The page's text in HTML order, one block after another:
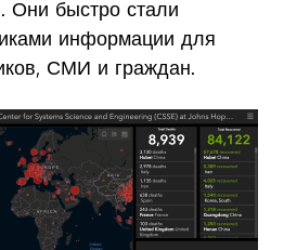
Они быстро стали
информации для
СМИ и граждан.